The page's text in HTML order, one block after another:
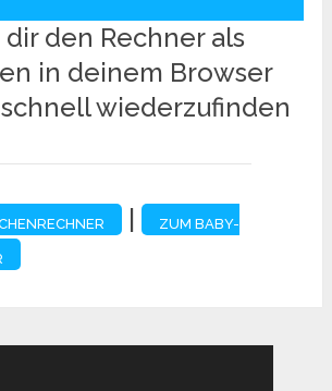
den Rechner als
in deinem Browser
wiederzufinden
ZUM BABY-